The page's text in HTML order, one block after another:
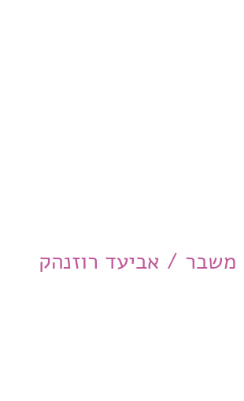
משבר / אביעד רוזנהק